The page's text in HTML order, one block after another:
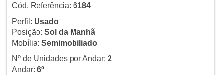
Cód. Referência: 6184
Perfil: Usado
Posição: Sol da Manhã
Mobília: Semimobiliado
Nº de Unidades por Andar: 2
Andar: 6º